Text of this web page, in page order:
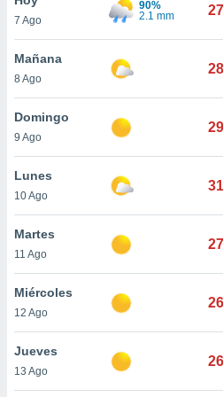
y
en
más
de
7 Ago
90%
2.1 mm
Mañana
8 Ago
Domingo
9 Ago
Lunes
10 Ago
Martes
11 Ago
Miércoles
12 Ago
Jueves
13 Ago